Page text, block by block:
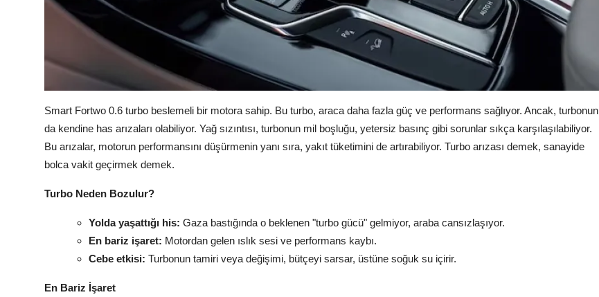
Smart Fortwo 0.6 turbo beslemeli bir motora sahip. Bu turbo, araca daha fazla güç ve performans sağlıyor. Ancak, turbonun
da kendine has arızaları olabiliyor. Yağ sızıntısı, turbonun mil boşluğu, yetersiz basınç gibi sorunlar sıkça karşılaşılabiliyor.
Bu arızalar, motorun performansını düşürmenin yanı sıra, yakıt tüketimini de artırabiliyor. Turbo arızası demek, sanayide
bolca vakit geçirmek demek.
Turbo Neden Bozulur?
Yolda yaşattığı his: Gaza bastığında o beklenen "turbo gücü" gelmiyor, araba cansızlaşıyor.
En bariz işaret: Motordan gelen ıslık sesi ve performans kaybı.
Cebe etkisi: Turbonun tamiri veya değişimi, bütçeyi sarsar, üstüne soğuk su içirir.
En Bariz İşaret